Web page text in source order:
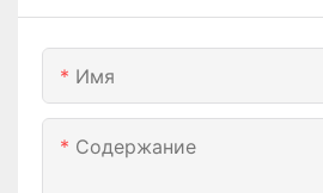
Имя
Содержание